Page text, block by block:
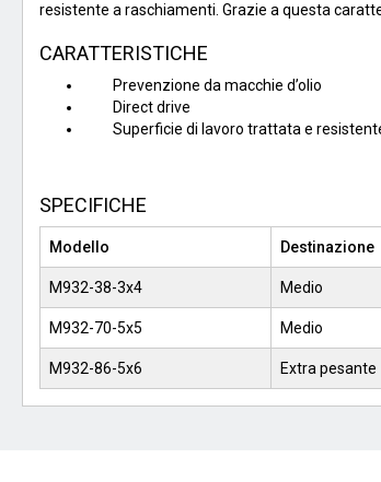
resistente a raschiamenti. Grazie a questa
CARATTERISTICHE
Prevenzione da macchie d’olio
Direct drive
Superficie di lavoro trattata e
SPECIFICHE
Modello Destinazione
M932-38-3x4 Medio
M932-70-5x5 Medio
M932-86-5x6 Extra pesante